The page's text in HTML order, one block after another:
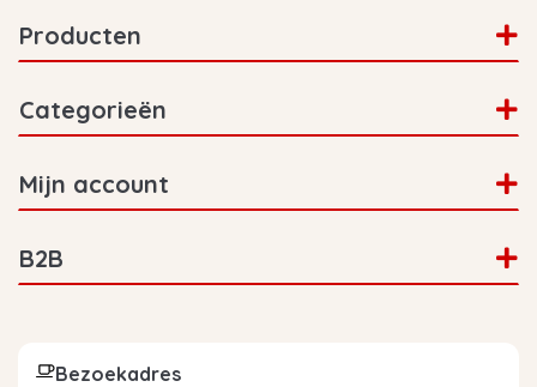
Producten
Categorieën
Mijn account
B2B
Bezoekadres